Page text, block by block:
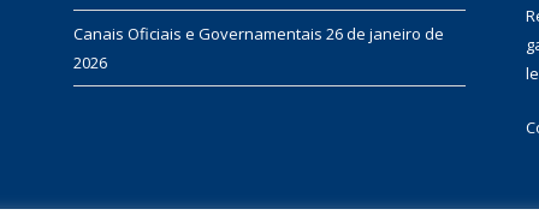
Canais Oficiais e Governamentais 26 de janeiro de
2026